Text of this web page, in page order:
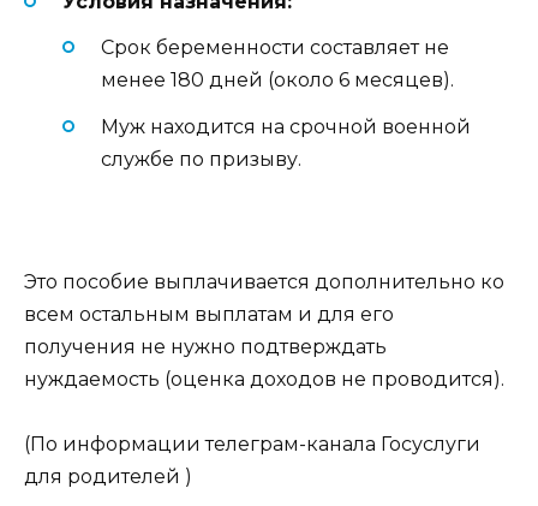
Срок беременности составляет не
менее 180 дней (около 6 месяцев).
Муж находится на срочной военной
службе по призыву.
Это пособие выплачивается дополнительно ко
всем остальным выплатам и для его
получения не нужно подтверждать
нуждаемость (оценка доходов не проводится).
(По информации телеграм-канала Госуслуги
для родителей )